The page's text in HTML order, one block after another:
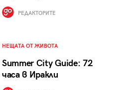
РЕДАКТОРИТЕ
НЕЩАТА ОТ ЖИВОТА
Summer City Guide: 72
часа в Иракли